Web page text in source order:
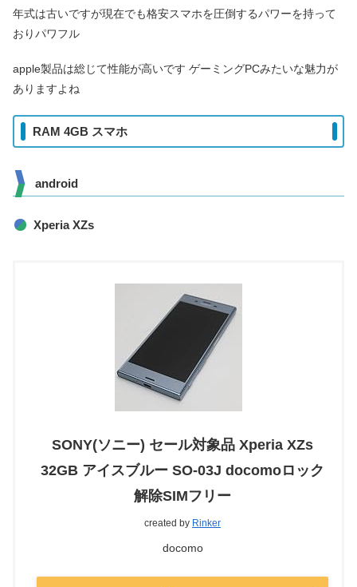
年式は古いですが現在でも格安スマホを圧倒するパワーを持って
おりパワフル
apple製品は総じて性能が高いです ゲーミングPCみたいな魅力が
ありますよね
RAM 4GB スマホ
android
Xperia XZs
SONY(ソニー) セール対象品 Xperia XZs
32GB アイスブルー SO-03J docomoロック
解除SIMフリー
created by Rinker
docomo